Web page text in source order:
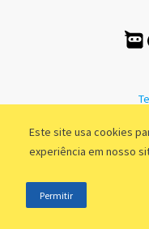
Este site usa cookies
experiência em nosso
Permitir
©2011 - 2026, GetNinjas
Fernandes Coelho,